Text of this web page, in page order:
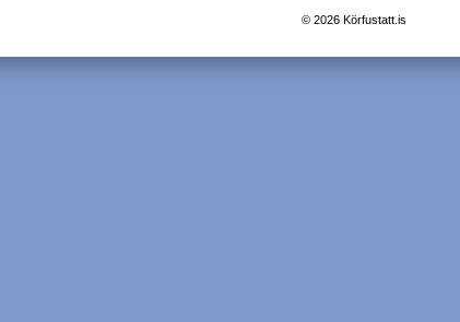
© 2026 Körfustatt.is